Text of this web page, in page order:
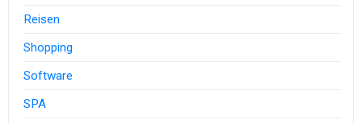
Reisen
Shopping
Software
SPA